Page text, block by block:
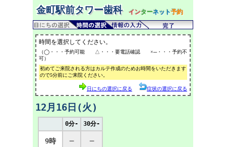
金町駅前タワー歯科 インターネット予約
時間を選択してください。
（◯・・・予約可能 △・・・要電話確認 ×─・・・予約不
可）
初めてご来院される方はカルテ作成のためお時間をいただきます
ので5分前にご来院ください。
日にちの選択に戻る 症状の選択に戻る
12月16日(火)
0分- 30分-
9時 ─ ─